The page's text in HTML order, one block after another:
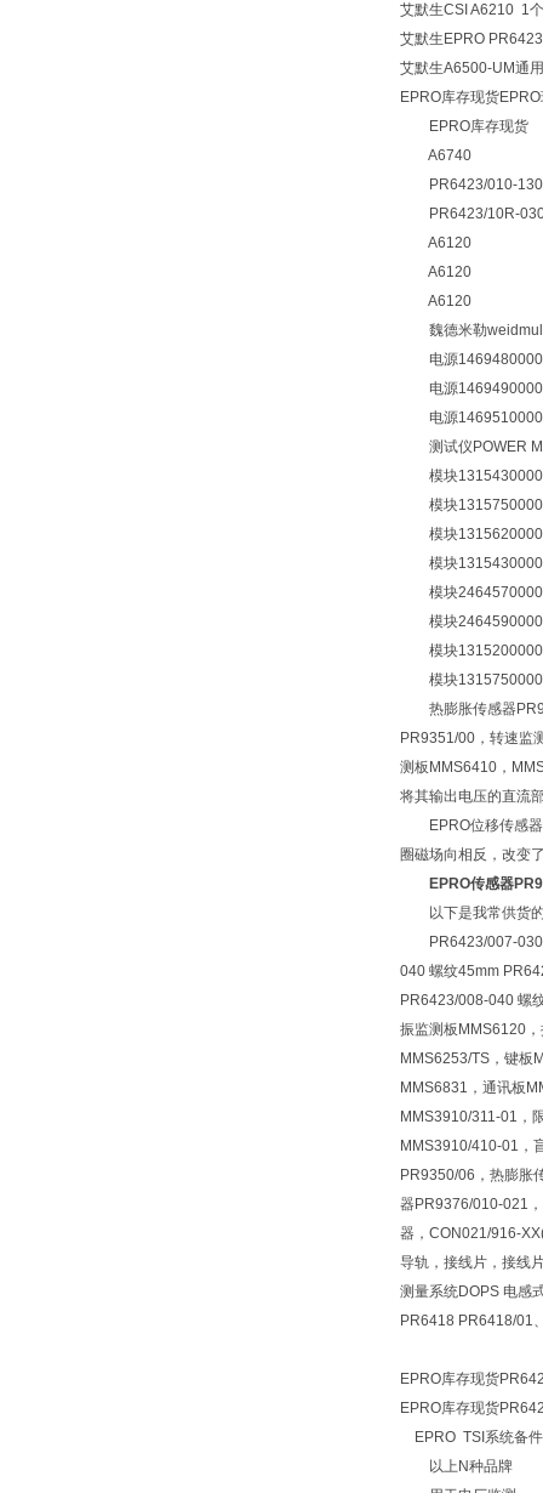
艾默生CSI A6210 1个
艾默生EPRO
艾默生A6500-UM通
EPRO库存现货
EPRO库存现货
A6740
PR6423/010-
PR6423/10R-
A6120
A6120
A6120
魏德米勒
电源1469480000
电源1469490000
电源1469510000
测试仪POWER
模块1315430000
模块1315750000
模块1315620000
模块1315430000
模块2464570000
模块2464590000
模块1315200000
模块1315750000
热膨胀传感器
PR9351/00，转速监
测板MMS6410，
将其输出电压的直流
EPRO位移传感器
圈磁场向相反，改变
EPRO传感器
以下是我常供货的
PR6423/007-030
040 螺纹45mm
PR6423/008-040 螺
振监测板MMS6120
MMS6253/TS，键板
MMS6831，通讯板
MMS3910/311-01，
MMS3910/410-01，
PR9350/06，热膨胀
器PR9376/010-021
器，CON021/916-
导轨，接线片，接线
测量系统DOPS 电感
PR6418 PR6418/01
EPRO库存现货
EPRO库存现货
EPRO TSI系统备件
以上N种品牌